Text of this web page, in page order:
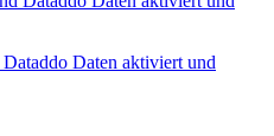
Daten aktiviert und